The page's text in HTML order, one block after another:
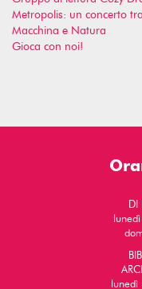
Metropolis: un concerto tra
Macchina e Natura
Gioca con noi!
DI